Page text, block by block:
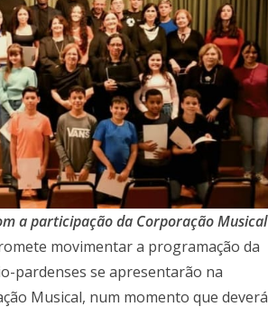
a participação da Corporação Musical
movimentar a programação da
pardenses se apresentarão na
Musical, num momento que deverá